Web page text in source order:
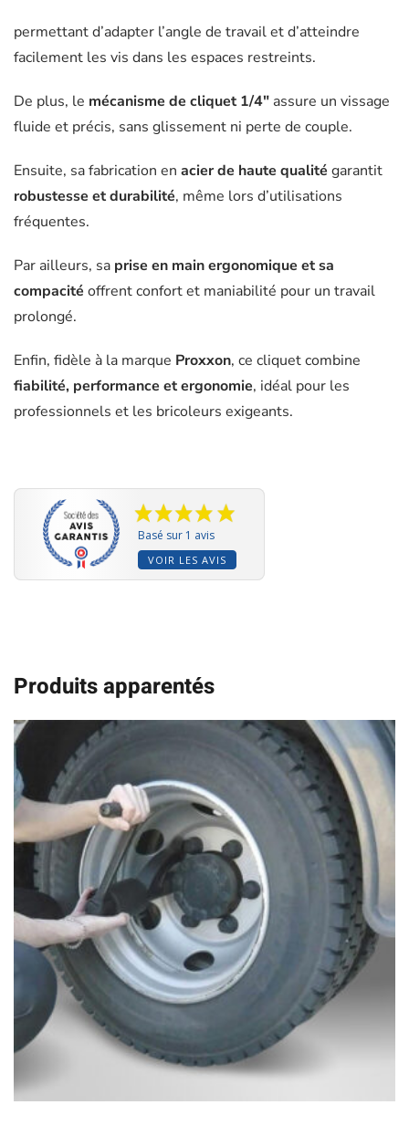
permettant d’adapter l’angle de travail et d’atteindre
facilement les vis dans les espaces restreints.
De plus, le mécanisme de cliquet 1/4″ assure un vissage
fluide et précis, sans glissement ni perte de couple.
Ensuite, sa fabrication en acier de haute qualité garantit
robustesse et durabilité, même lors d’utilisations
fréquentes.
Par ailleurs, sa prise en main ergonomique et sa
compacité offrent confort et maniabilité pour un travail
prolongé.
Enfin, fidèle à la marque Proxxon, ce cliquet combine
fiabilité, performance et ergonomie, idéal pour les
professionnels et les bricoleurs exigeants.
Basé sur 1 avis
VOIR LES AVIS
Produits apparentés